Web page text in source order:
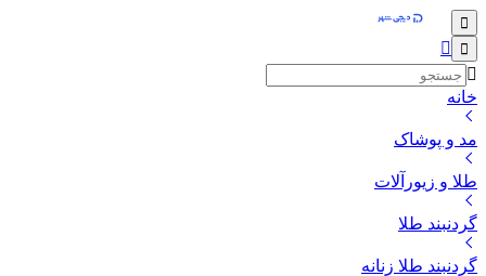
خانه
مد و پوشاک
طلا و زیورآلات
گردنبند طلا
گردنبند طلا زنانه